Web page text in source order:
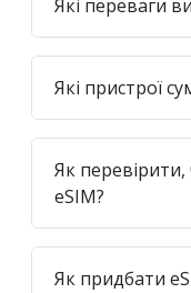
Які переваги
Які пристрої
Як
eSIM?
Як придбати